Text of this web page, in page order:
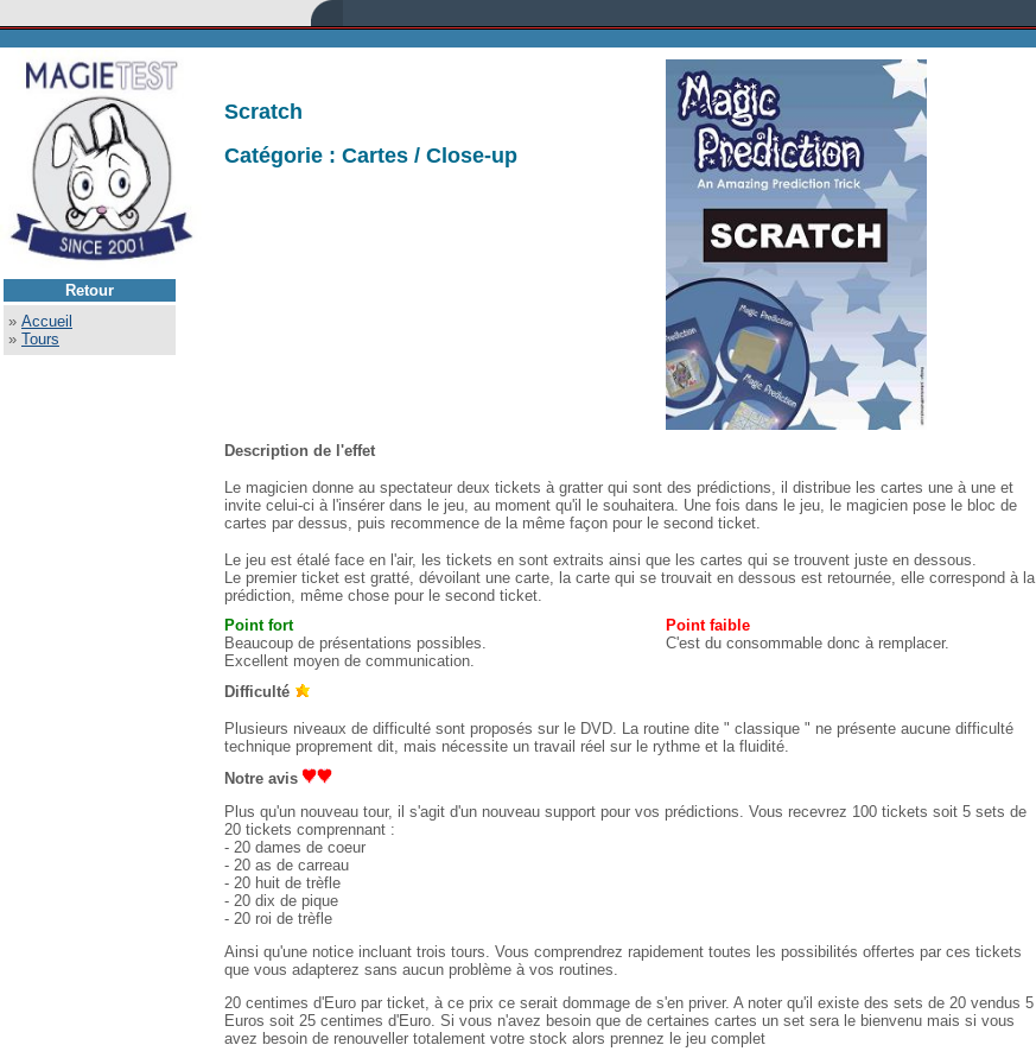
Retour
» Accueil
» Tours
Scratch
Catégorie : Cartes / Close-up
Description de l'effet
Le magicien donne au spectateur deux tickets à gratter qui sont des prédictions, il distribue les cartes une à une et
invite celui-ci à l'insérer dans le jeu, au moment qu'il le souhaitera. Une fois dans le jeu, le magicien pose le bloc de
cartes par dessus, puis recommence de la même façon pour le second ticket.
Le jeu est étalé face en l'air, les tickets en sont extraits ainsi que les cartes qui se trouvent juste en dessous.
Le premier ticket est gratté, dévoilant une carte, la carte qui se trouvait en dessous est retournée, elle correspond à la
prédiction, même chose pour le second ticket.
Point fort
Beaucoup de présentations possibles.
Excellent moyen de communication.
Point faible
C'est du consommable donc à remplacer.
Difficulté
Plusieurs niveaux de difficulté sont proposés sur le DVD. La routine dite " classique " ne présente aucune difficulté
technique proprement dit, mais nécessite un travail réel sur le rythme et la fluidité.
Notre avis
Plus qu'un nouveau tour, il s'agit d'un nouveau support pour vos prédictions. Vous recevrez 100 tickets soit 5 sets de
20 tickets comprennant :
- 20 dames de coeur
- 20 as de carreau
- 20 huit de trèfle
- 20 dix de pique
- 20 roi de trèfle
Ainsi qu'une notice incluant trois tours. Vous comprendrez rapidement toutes les possibilités offertes par ces tickets
que vous adapterez sans aucun problème à vos routines.
20 centimes d'Euro par ticket, à ce prix ce serait dommage de s'en priver. A noter qu'il existe des sets de 20 vendus 5
Euros soit 25 centimes d'Euro. Si vous n'avez besoin que de certaines cartes un set sera le bienvenu mais si vous
avez besoin de renouveller totalement votre stock alors prennez le jeu complet